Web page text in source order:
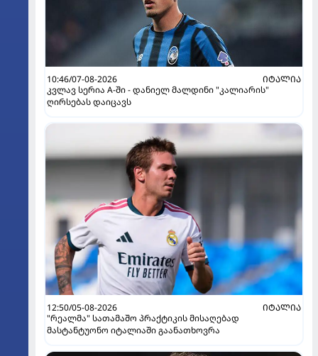
10:46/07-08-2026
ᲘᲢᲐᲚᲘᲐ
კვლავ სერია A-ში - დანიელ მალდინი "კალიარის"
ღირსებას დაიცავს
12:50/05-08-2026
ᲘᲢᲐᲚᲘᲐ
"რეალმა" სათამაშო პრაქტიკის მისაღებად
მასტანტუონო იტალიაში გაანათხოვრა